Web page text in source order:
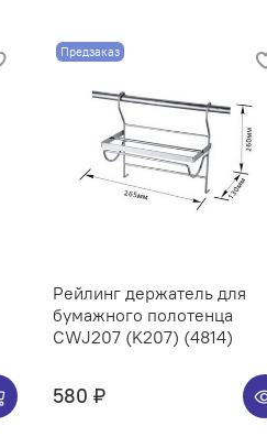
Предзаказ
Рейлинг держатель для
бумажного полотенца
CWJ207 (K207) (4814)
580 ₽